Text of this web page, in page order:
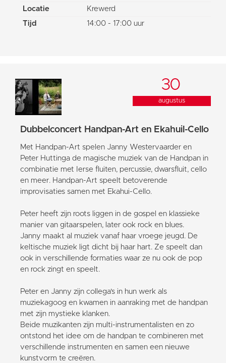
Locatie
Krewerd
Tijd
14:00 - 17:00 uur
30
augustus
Dubbelconcert Handpan-Art en Ekahuil-Cello
Met Handpan-Art spelen Janny Westervaarder en
Peter Huttinga de magische muziek van de Handpan in
combinatie met Ierse fluiten, percussie, dwarsfluit, cello
en meer. Handpan-Art speelt betoverende
improvisaties samen met Ekahui-Cello.
Peter heeft zijn roots liggen in de gospel en klassieke
manier van gitaarspelen, later ook rock en blues.
Janny maakt al muziek vanaf haar vroege jeugd. De
keltische muziek ligt dicht bij haar hart. Ze speelt dan
ook in verschillende formaties waar ze nu ook de pop
en rock zingt en speelt.
Peter en Janny zijn collega's in hun werk als
muziekagoog en kwamen in aanraking met de handpan
met zijn mystieke klanken.
Beide muzikanten zijn multi-instrumentalisten en zo
ontstond het idee om de handpan te combineren met
verschillende instrumenten en samen een nieuwe
kunstvorm te creëren.